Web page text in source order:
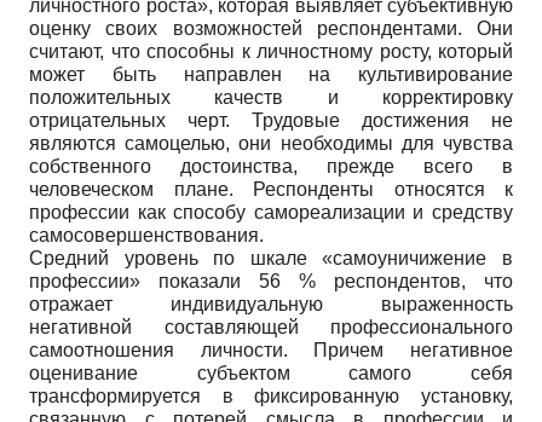
личностного роста», которая выявляет субъективную
оценку своих возможностей респондентами. Они
считают, что способны к личностному росту, который
может быть направлен на культивирование
положительных качеств и корректировку
отрицательных черт. Трудовые достижения не
являются самоцелью, они необходимы для чувства
собственного достоинства, прежде всего в
человеческом плане. Респонденты относятся к
профессии как способу самореализации и средству
самосовершенствования.
Средний уровень по шкале «самоуничижение в
профессии» показали 56 % респондентов, что
отражает индивидуальную выраженность
негативной составляющей профессионального
самоотношения личности. Причем негативное
оценивание субъектом самого себя
трансформируется в фиксированную установку,